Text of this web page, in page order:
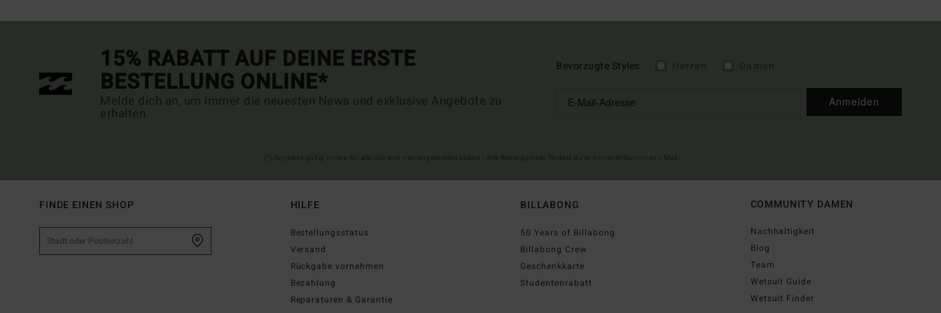
15% RABATT AUF DEINE ERSTE
BESTELLUNG ONLINE*
Melde dich an, um immer die neuesten News und exklusive Angebote zu
erhalten.
Bevorzugte Styles
Anmelden
FINDE EINEN SHOP HILFE
Bestellungsstatus
Versand
Rückgabe vornehmen
Bezahlung
Reparaturen & Garantie
BILLABONG
50 Years of Billabong
Billabong Crew
Geschenkkarte
Studentenrabatt
COMMUNITY DAMEN
Nachhaltigkeit
Blog
Team
Wetsuit Guide
Wetsuit Finder